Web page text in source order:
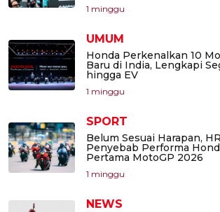
1 minggu
UMUM
Honda Perkenalkan 10
Baru di India, Lengkapi
hingga EV
1 minggu
SPORT
Belum Sesuai Harapan,
Penyebab Performa
Pertama MotoGP 2026
1 minggu
NEWS